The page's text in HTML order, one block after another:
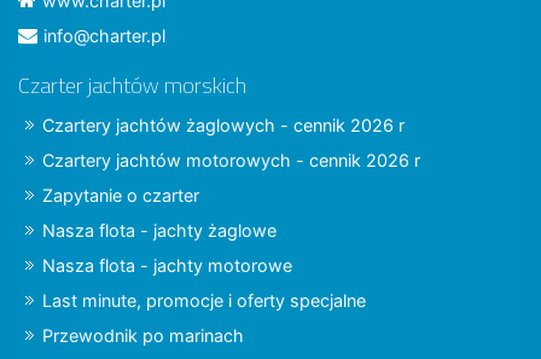
info@charter.pl
Czarter jachtów morskich
Czartery jachtów żaglowych - cennik 2026 r
Czartery jachtów motorowych - cennik 2026 r
Zapytanie o czarter
Nasza flota - jachty żaglowe
Nasza flota - jachty motorowe
Last minute, promocje i oferty specjalne
Przewodnik po marinach